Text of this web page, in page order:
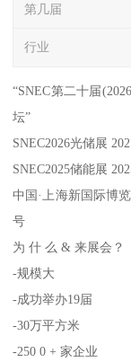
第几届
行业
“SNEC第二十届
坛”
SNEC2026光储展
SNEC2025储能展
中国·上海新国际博
号
为 什 么 & 来展会？
-规模大
-成功举办19届
-30万平方米
-250 0 + 家企业